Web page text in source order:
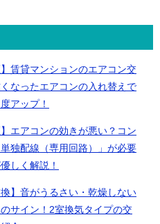
】賃貸マンションのエアコン交
なったエアコンの入れ替えで
アップ！
】エアコンの効きが悪い？コン
独配線（専用回路）」が必要
しく解説！
換】音がうるさい・乾燥しない
サイン！2室換気タイプの交